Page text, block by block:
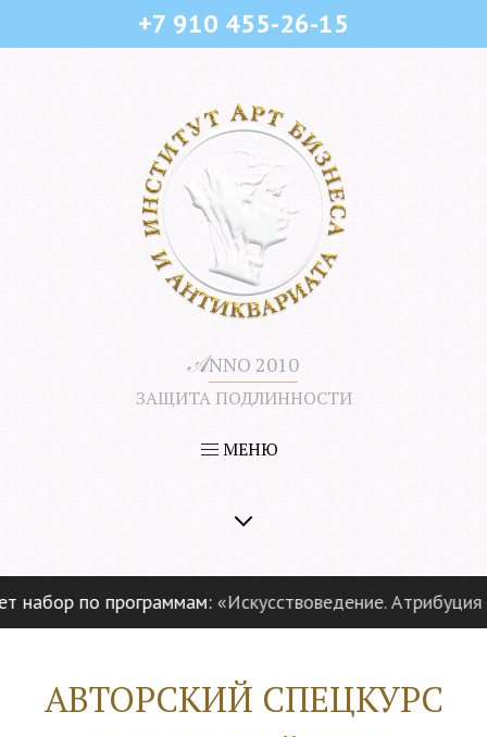
+7 910 455-26-15
𝒜NNO 2010
ЗАЩИТА ПОДЛИННОСТИ
МЕНЮ
по программам:«Искусствоведение. Атрибуция
АВТОРСКИЙ СПЕЦКУРС